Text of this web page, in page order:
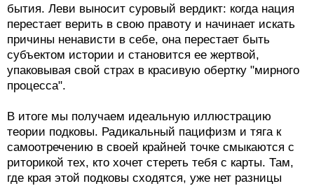
бытия. Леви выносит суровый вердикт: когда нация
перестает верить в свою правоту и начинает искать
причины ненависти в себе, она перестает быть
субъектом истории и становится ее жертвой,
упаковывая свой страх в красивую обертку "мирного
процесса".
В итоге мы получаем идеальную иллюстрацию
теории подковы. Радикальный пацифизм и тяга к
самоотречению в своей крайней точке смыкаются с
риторикой тех, кто хочет стереть тебя с карты. Там,
где края этой подковы сходятся, уже нет разницы